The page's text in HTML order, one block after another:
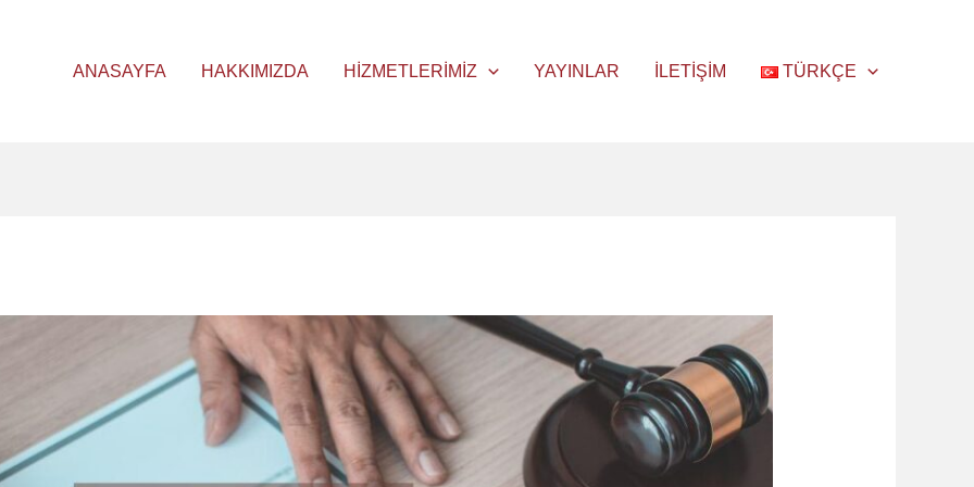
ANASAYFA HAKKIMIZDA HIZMETLERIMIZ YAYINLAR İLETIŞIM TÜRKÇE